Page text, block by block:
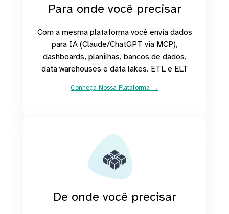
Para onde você precisar
Com a mesma plataforma você envia dados
para IA (Claude/ChatGPT via MCP),
dashboards, planilhas, bancos de dados,
data warehouses e data lakes. ETL e ELT
Conheça Nossa Plataforma →
De onde você precisar